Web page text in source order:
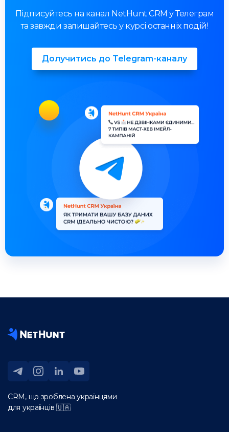
Підписуйтесь на канал NetHunt CRM у Телеграм
та завжди залишайтесь у курсі останніх подій!
Долучитись до Telegram-каналу
CRM, що зроблена українцями
для українців 🇺🇦